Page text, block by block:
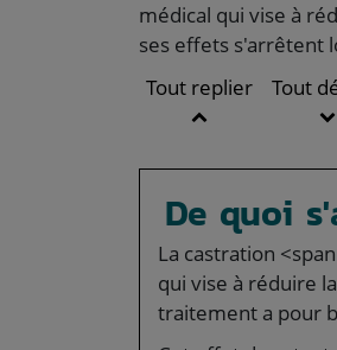
médical qui vise à
ses effets s'arrêtent
Tout replier
Tout
De quoi
La castration
qui vise à réduire
traitement a pour